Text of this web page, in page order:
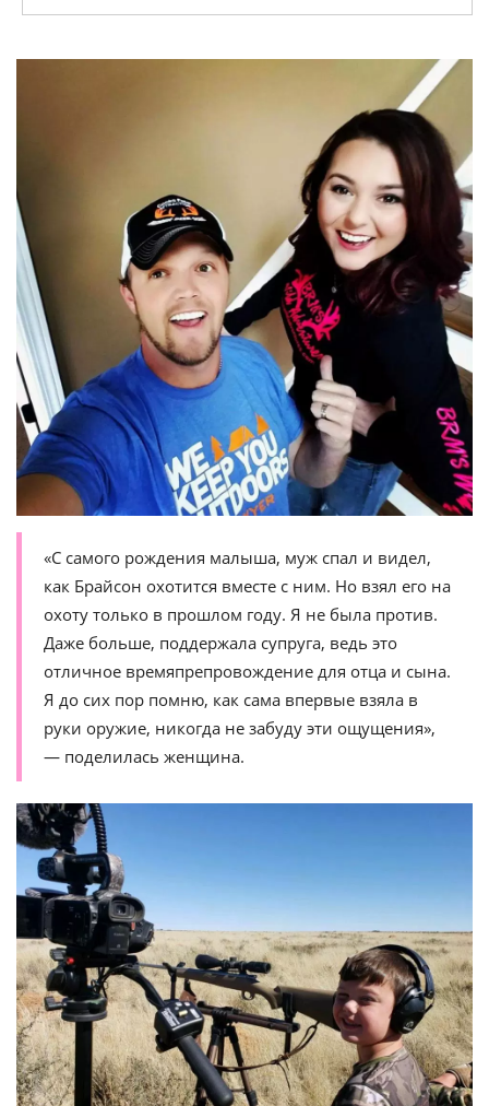
«С самого рождения малыша, муж спал и видел,
как Брайсон охотится вместе с ним. Но взял его на
охоту только в прошлом году. Я не была против.
Даже больше, поддержала супруга, ведь это
отличное времяпрепровождение для отца и сына.
Я до сих пор помню, как сама впервые взяла в
руки оружие, никогда не забуду эти ощущения»,
— поделилась женщина.